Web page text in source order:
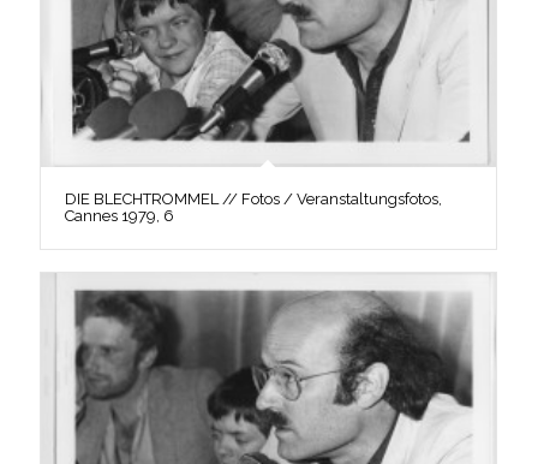
DIE BLECHTROMMEL // Fotos / Veranstaltungsfotos,
Cannes 1979, 6